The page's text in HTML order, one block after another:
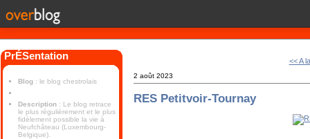
PrÉSentation
Blog : le blog chestrolais
Description : Le blog retrace
le plus régulièrement et le plus
fidèlement possible la vie à
Neufchâteau (Luxembourg-
Belgique).
<< A
2 août 2023
RES Petitvoir-Tournay